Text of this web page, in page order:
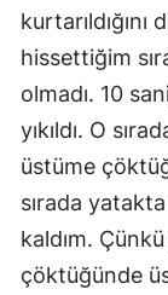
hissettiğim
olmadı. 10
yıkıldı. O
üstüme
sırada
kaldım.
çöktüğünde